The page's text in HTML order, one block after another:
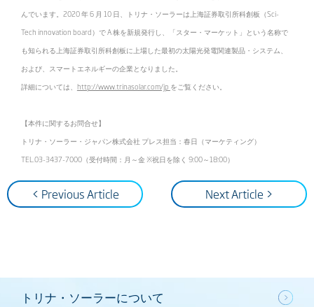
んでいます。2020 年 6 月 10 日、トリナ・ソーラーは上海証券取引所科創板（Sci-
Tech innovation board）で A 株を新規発行し、「スター・マーケット」という名称で
も知られる上海証券取引所科創板に上場した最初の太陽光発電関連製品・システム、
および、スマートエネルギーの企業となりました。
詳細については、 http://www.trinasolar.com/jp をご覧ください。
【本件に関するお問合せ】
トリナ・ソーラー・ジャパン株式会社 プレス担当：春日（マーケティング）
TEL.03-3437-7000（受付時間：月～金 ※祝日を除く 9:00～18:00）
< Previous Article Next Article >
トリナ・ソーラーについて